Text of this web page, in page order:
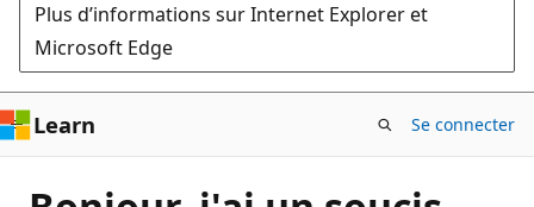
Plus d’informations sur Internet Explorer et
Microsoft Edge
Learn Se connecter